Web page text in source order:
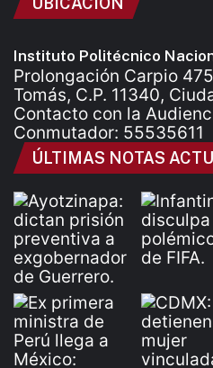
Instituto Politécnico
Prolongación Carpio
Tomás, C.P. 11340,
Contacto con la
Conmutador: 55535611
ÚLTIMAS NOTAS